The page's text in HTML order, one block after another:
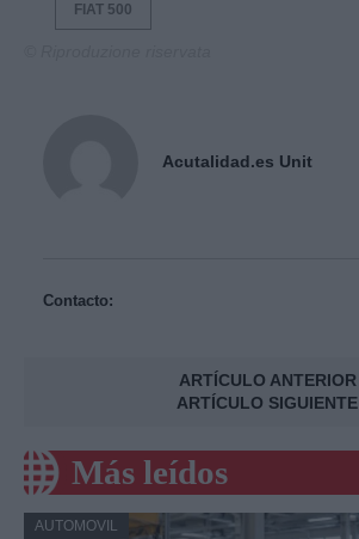
FIAT 500
Acutalidad.es Unit
Contacto:
ARTÍCULO ANTERIOR
ARTÍCULO SIGUIENTE
Más leídos
AUTOMOVIL